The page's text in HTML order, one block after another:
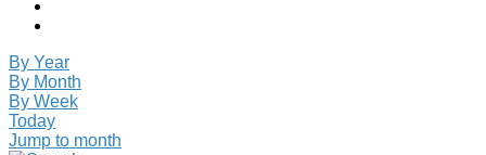
By Year
By Month
By Week
Today
Jump to month